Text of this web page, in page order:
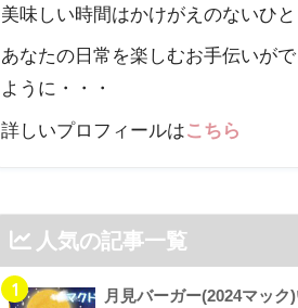
美味しい時間はかけがえのないひと
あなたの日常を楽しむお手伝いが
ように・・・
詳しいプロフィールはこちら
人気の記事一覧
1
月見バーガー(2024マック